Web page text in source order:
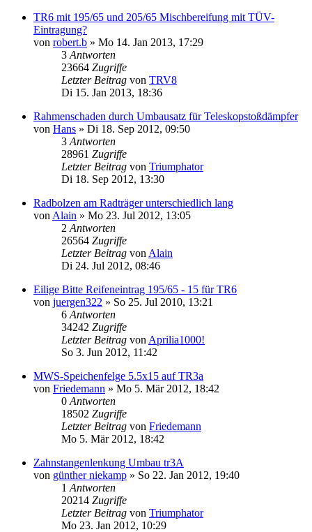
TR6 mit 195/65 und 205/65 Mischbereifung mit TÜV-
Eintragung?
von robert.b » Mo 14. Jan 2013, 17:29
3 Antworten
23664 Zugriffe
Letzter Beitrag von TRV8
Di 15. Jan 2013, 18:36
Rahmenschaden durch Umbausatz für Teleskopstoßdämpfer
von Hans » Di 18. Sep 2012, 09:50
3 Antworten
28961 Zugriffe
Letzter Beitrag von Triumphator
Di 18. Sep 2012, 13:30
Radbolzen am Radträger unterschiedlich lang
von Alain » Mo 23. Jul 2012, 13:05
2 Antworten
26564 Zugriffe
Letzter Beitrag von Alain
Di 24. Jul 2012, 08:46
Eilige Bitte Reifeneintrag 195/65 - 15 für TR6
von juergen322 » So 25. Jul 2010, 13:21
6 Antworten
34242 Zugriffe
Letzter Beitrag von Aprilia1000!
So 3. Jun 2012, 11:42
MWS-Speichenfelge 5.5x15 auf TR3a
von Friedemann » Mo 5. Mär 2012, 18:42
0 Antworten
18502 Zugriffe
Letzter Beitrag von Friedemann
Mo 5. Mär 2012, 18:42
Zahnstangenlenkung Umbau tr3A
von günther niekamp » So 22. Jan 2012, 19:40
1 Antworten
20214 Zugriffe
Letzter Beitrag von Triumphator
Mo 23. Jan 2012, 10:29